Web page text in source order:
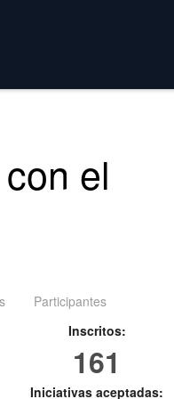
el
Participantes
Inscritos:
161
Iniciativas aceptadas: